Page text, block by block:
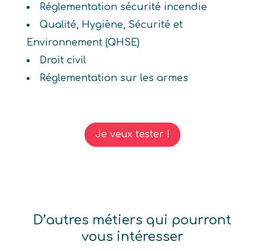
Réglementation sécurité incendie
Qualité, Hygiène, Sécurité et
Environnement (QHSE)
Droit civil
Réglementation sur les armes
Je veux tester !
D’autres métiers qui pourront
vous intéresser